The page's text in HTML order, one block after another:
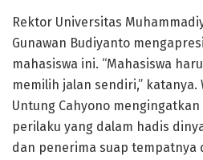
Rektor Universitas
Gunawan Budiyanto
mahasiswa ini. “Mahasiswa
memilih jalan sendiri,” katanya.
Untung Cahyono
perilaku yang dalam hadis
dan penerima suap tempatnya